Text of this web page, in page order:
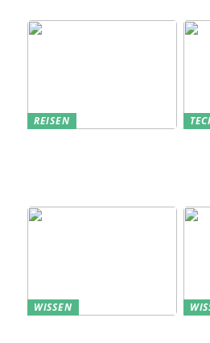
REISEN
WISSEN